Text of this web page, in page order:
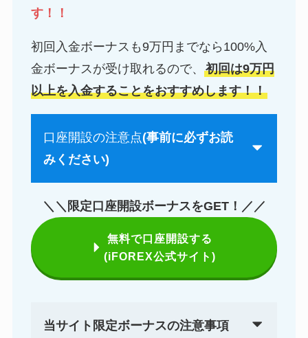
す！！
初回入金ボーナスも9万円までなら100%入
金ボーナスが受け取れるので、 初回は9万円
以上を入金することをおすすめします！！
口座開設の注意点(事前に必ずお読
みください)
＼＼限定口座開設ボーナスをGET！／／
無料で口座開設する
(iFOREX公式サイト)
当サイト限定ボーナスの注意事項